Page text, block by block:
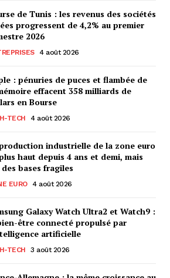
de Tunis : les revenus des sociétés
progressent de 4,2% au premier
2026
4 août 2026
: pénuries de puces et flambée de
effacent 358 milliards de
en Bourse
TECH 4 août 2026
industrielle de la zone euro
haut depuis 4 ans et demi, mais
des bases fragiles
EURO 4 août 2026
Galaxy Watch Ultra2 et Watch9 :
être connecté propulsé par
artificielle
TECH 3 août 2026